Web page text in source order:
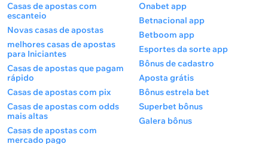
Casas de apostas com
escanteio
Novas casas de apostas
melhores casas de apostas
para Iniciantes
Casas de apostas que pagam
rápido
Casas de apostas com pix
Casas de apostas com odds
mais altas
Casas de apostas com
mercado pago
Onabet app
Betnacional app
Betboom app
Esportes da sorte app
Bônus de cadastro
Aposta grátis
Bônus estrela bet
Superbet bônus
Galera bônus